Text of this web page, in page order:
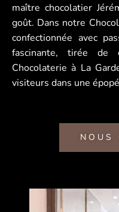
maître chocolatier
goût. Dans notre
confectionnée avec
fascinante, tirée de
Chocolaterie à La
visiteurs dans une
NOUS